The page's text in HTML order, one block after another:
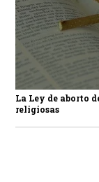
La Ley de aborto
religiosas